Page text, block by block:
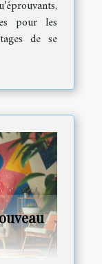
pour les
de se